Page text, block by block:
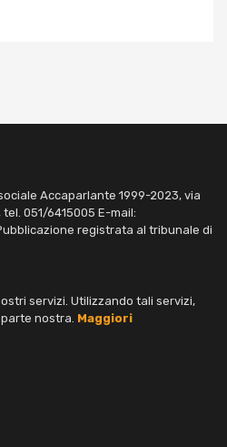
Accaparlante 1999-2023, via
051/6415005 E-mail:
registrata al tribunale di
servizi. Utilizzando tali servizi,
nostra. Maggiori